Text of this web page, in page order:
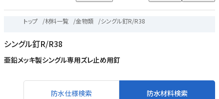
トップ /材料一覧 /金物類 /シングル釘R/R38
シングル釘R/R38
亜鉛メッキ製シングル専用ズレ止め用釘
防水仕様検索 防水材料検索